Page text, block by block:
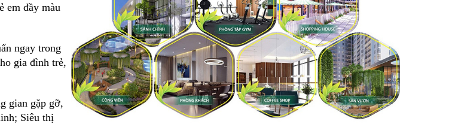
em đầy màu
ngay trong
gia đình trẻ,
gian gặp gỡ,
Siêu thị